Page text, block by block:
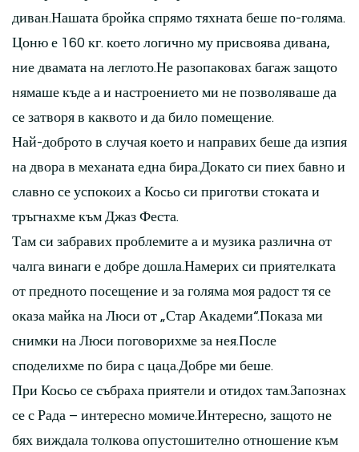
диван.Нашата бройка спрямо тяхната беше по-голяма.
Цоню е 160 кг. което логично му присвоява дивана,
ние двамата на леглото.Не разопаковах багаж защото
нямаше къде а и настроението ми не позволяваше да
се затворя в каквото и да било помещение.
Най-доброто в случая което и направих беше да изпия
на двора в механата една бира.Докато си пиех бавно и
славно се успокоих а Косьо си приготви стоката и
тръгнахме към Джаз Феста.
Там си забравих проблемите а и музика различна от
чалга винаги е добре дошла.Намерих си приятелката
от предното посещение и за голяма моя радост тя се
оказа майка на Люси от „Стар Академи“.Показа ми
снимки на Люси поговорихме за нея.После
споделихме по бира с цаца.Добре ми беше.
При Косьо се събраха приятели и отидох там.Запознах
се с Рада – интересно момиче.Интересно, защото не
бях виждала толкова опустошително отношение към